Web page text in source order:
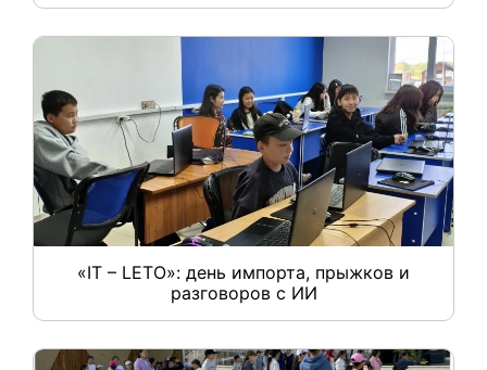
«IT – LETO»: день импорта, прыжков и
разговоров с ИИ